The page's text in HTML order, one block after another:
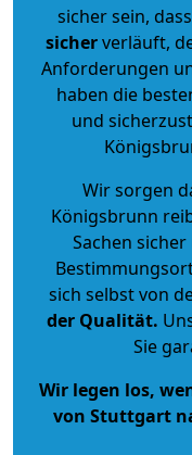
sicher sein,
sicherverläuft,
Anforderungen
haben die
und
Wir sorgen
Königsbrunn
Sachen
sich selbst von
der Qualität.
Sie
Wir legen los,
von Stuttgart